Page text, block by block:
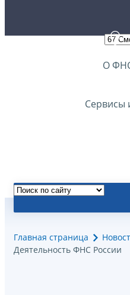
О
Сервисы
Главная страница
Деятельность ФНС России